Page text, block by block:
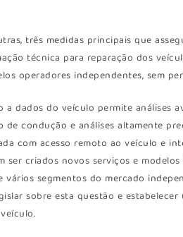
três medidas principais que
técnica para reparação dos
operadores independentes, sem
dados do veículo permite análises
condução e análises altamente
com acesso remoto ao veículo e
criados novos serviços e
vários segmentos do mercado
sobre esta questão e